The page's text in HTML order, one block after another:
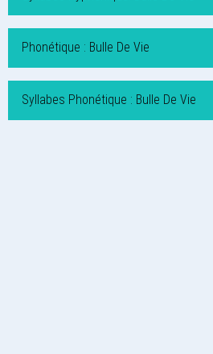
Phonétique : Bulle De Vie
Syllabes Phonétique : Bulle De Vie